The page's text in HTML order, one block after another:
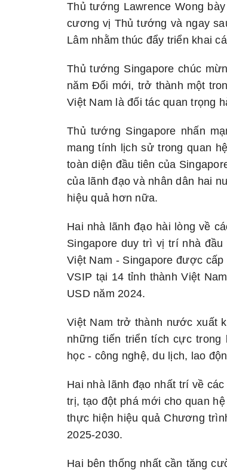
Thủ tướng Lawrence Wong
cương vị Thủ tướng và ngay
Lâm nhằm thúc đẩy triển khai
Thủ tướng Singapore chúc
năm Đổi mới, trở thành một
Việt Nam là đối tác quan trọng
Thủ tướng Singapore nhấn
mang tính lịch sử trong quan
toàn diện đầu tiên của
của lãnh đạo và nhân dân hai
hiệu quả hơn nữa.
Hai nhà lãnh đạo hài lòng về
Singapore duy trì vị trí nhà
Việt Nam - Singapore được
VSIP tại 14 tỉnh thành Việt
USD năm 2024.
Việt Nam trở thành nước xuất
những tiến triển tích cực
học - công nghệ, du lịch, lao
Hai nhà lãnh đạo nhất trí về
trị, tạo đột phá mới cho quan
thực hiện hiệu quả Chương
2025-2030.
Hai bên thống nhất cần tăng